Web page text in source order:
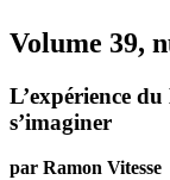
Volume 39,
L’expérience
s’imaginer
par Ramon Vitesse